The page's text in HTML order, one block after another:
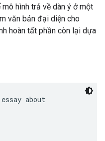
hình trả về dàn ý ở một
văn bản đại diện cho
hoàn tất phần còn lại dựa
about